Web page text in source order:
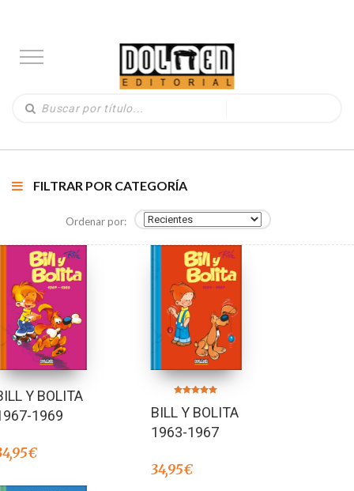
FILTRAR POR CATEGORÍA
Ordenar por:
Y BOLITA
1969
€
5.00
de 5
BILL Y BOLITA
1963-1967
34,95€